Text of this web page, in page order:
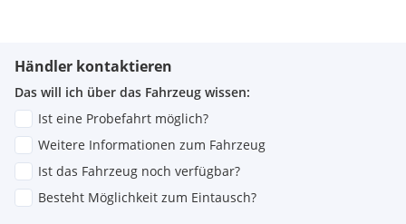
Händler kontaktieren
Das will ich über das Fahrzeug wissen:
Ist eine Probefahrt möglich?
Weitere Informationen zum Fahrzeug
Ist das Fahrzeug noch verfügbar?
Besteht Möglichkeit zum Eintausch?